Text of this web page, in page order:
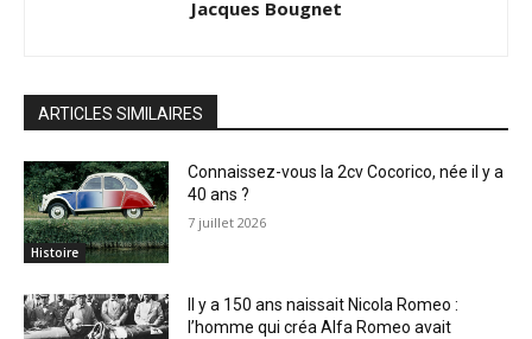
Jacques Bougnet
ARTICLES SIMILAIRES
Histoire
Connaissez-vous la 2cv Cocorico, née il y a
40 ans ?
7 juillet 2026
Il y a 150 ans naissait Nicola Romeo :
l’homme qui créa Alfa Romeo avait